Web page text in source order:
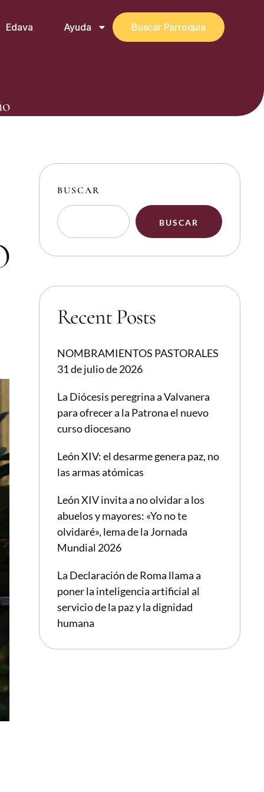
Edava Ayuda Buscar Parroquia
BUSCAR
BUSCAR
Recent Posts
NOMBRAMIENTOS PASTORALES
31 de julio de 2026
La Diócesis peregrina a Valvanera
para ofrecer a la Patrona el nuevo
curso diocesano
León XIV: el desarme genera paz, no
las armas atómicas
León XIV invita a no olvidar a los
abuelos y mayores: «Yo no te
olvidaré», lema de la Jornada
Mundial 2026
La Declaración de Roma llama a
poner la inteligencia artificial al
servicio de la paz y la dignidad
humana